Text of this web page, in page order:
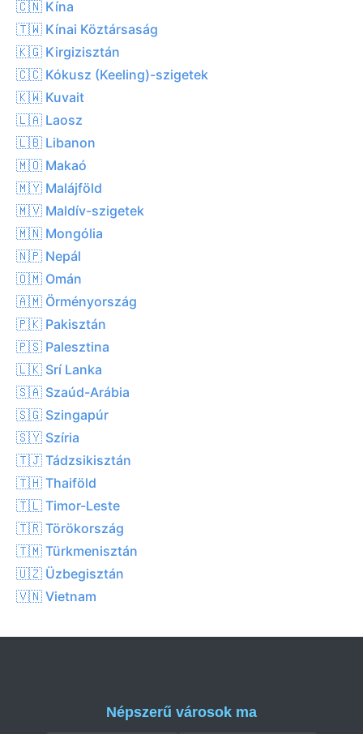
🇨🇳 Kína
🇹🇼 Kínai Köztársaság
🇰🇬 Kirgizisztán
🇨🇨 Kókusz (Keeling)-szigetek
🇰🇼 Kuvait
🇱🇦 Laosz
🇱🇧 Libanon
🇲🇴 Makaó
🇲🇾 Malájföld
🇲🇻 Maldív-szigetek
🇲🇳 Mongólia
🇳🇵 Nepál
🇴🇲 Omán
🇦🇲 Örményország
🇵🇰 Pakisztán
🇵🇸 Palesztina
🇱🇰 Srí Lanka
🇸🇦 Szaúd-Arábia
🇸🇬 Szingapúr
🇸🇾 Szíria
🇹🇯 Tádzsikisztán
🇹🇭 Thaiföld
🇹🇱 Timor-Leste
🇹🇷 Törökország
🇹🇲 Türkmenisztán
🇺🇿 Üzbegisztán
🇻🇳 Vietnam
Népszerű városok ma